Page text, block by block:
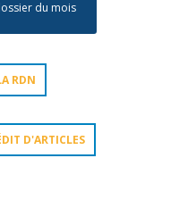
du mois
RDN
D'ARTICLES